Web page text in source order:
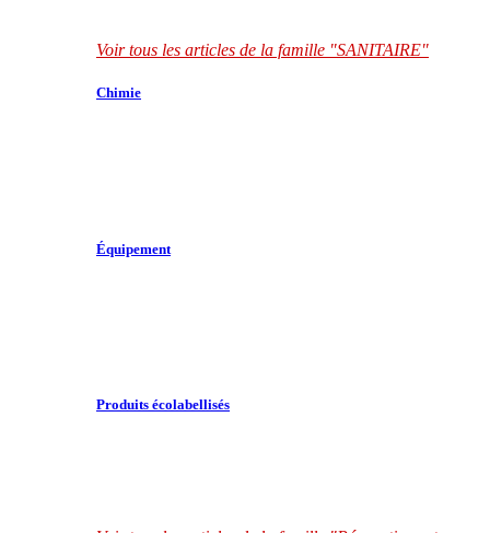
Voir tous les articles de la famille "SANITAIRE"
Chimie
Équipement
Produits écolabellisés